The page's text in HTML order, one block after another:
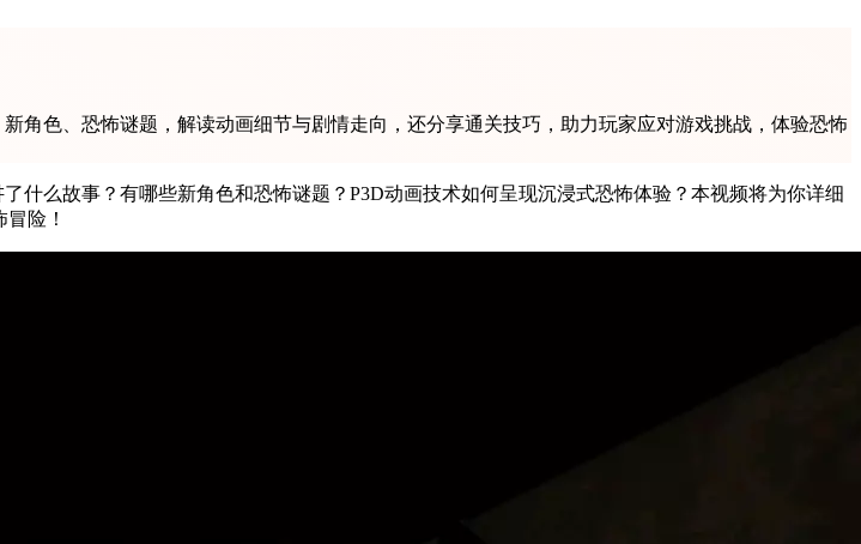
角色、恐怖谜题，解读动画细节与剧情走向，还分享通关技巧，助力玩家应对游戏挑战，体验恐怖
什么故事？有哪些新角色和恐怖谜题？P3D动画技术如何呈现沉浸式恐怖体验？本视频将为你详细
险！